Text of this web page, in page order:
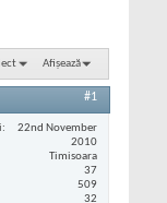
Afișează
#1
22nd November
2010
Timisoara
37
509
32